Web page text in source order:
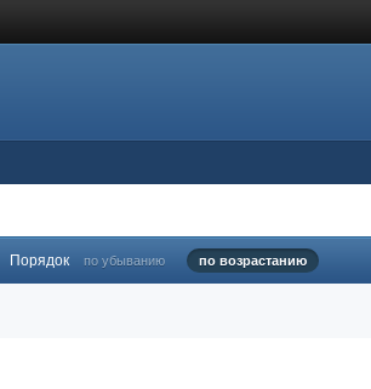
Порядок по убыванию по возрастанию